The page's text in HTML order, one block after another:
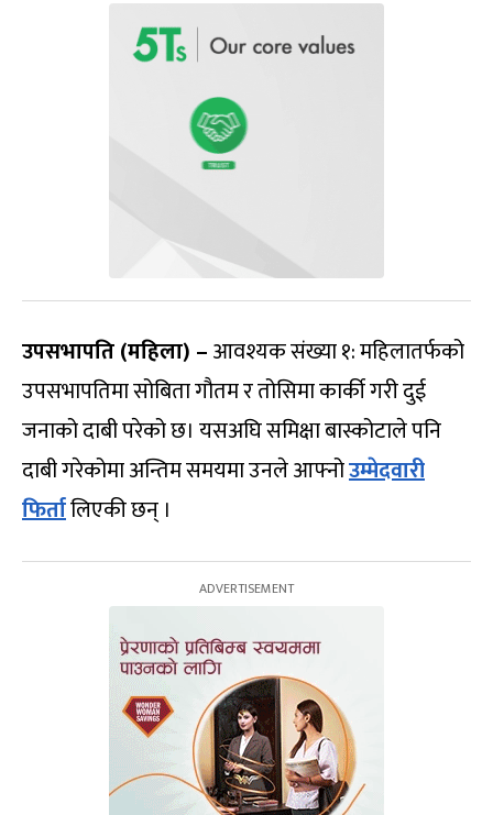
उपसभापति (महिला) –आवश्यक संख्या १: महिलातर्फको
उपसभापतिमा सोबिता गौतम र तोसिमा कार्की गरी दुई
जनाको दाबी परेको छ। यसअघि समिक्षा बास्कोटाले पनि
दाबी गरेकोमा अन्तिम समयमा उनले आफ्नोउम्मेदवारी
फिर्तालिएकी छन् ।